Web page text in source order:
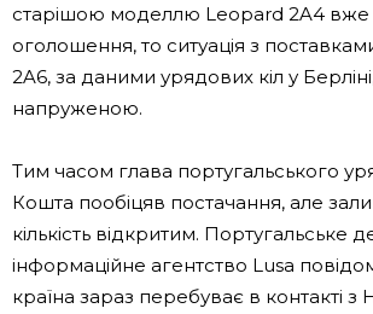
старішою моделлю Leopard 2A4 вже
оголошення, то ситуація з
2A6, за даними урядових кіл у
напруженою.
Тим часом глава португальського
Кошта пообіцяв постачання, але
кількість відкритим. Португальське
інформаційне агентство Lusa
країна зараз перебуває в контакті з